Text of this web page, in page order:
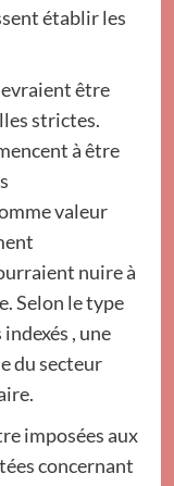
établir les
être
strictes.
à être
valeur
nuire à
Selon le type
, une
du secteur
imposées aux
concernant